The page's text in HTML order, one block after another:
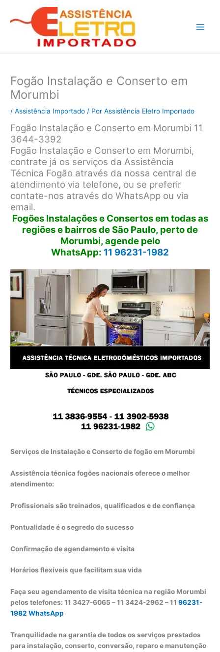
Fogão Instalação e Conserto em
Morumbi
/Assistência Importado / PorAssistência Eletro Importado
Fogão Instalação e Conserto em Morumbi 11
3644-3392
Fogão Instalação e Conserto em Morumbi,
contrate já os serviços da Assistência
Técnica Fogão através da nossa central de
atendimento via telefone, ou se preferir
contate-nos através do WhatsApp ou via
email.
Fogões Instalações e Consertos em todas as
regiões e bairros de São Paulo, perto de
Morumbi, agende pelo
WhatsApp: 11 96231-1982
Serviços de Instalação e Conserto de fogão em Morumbi
Assistência técnica fogões nacionais oferece o melhor
atendimento:
Profissionais são treinados, qualificados e de confiança
Pontualidade é o segredo do sucesso
Confirmação de agendamento e visita
Horários flexíveis que facilitam sua vida
Faça seu agendamento de visita técnica na região Morumbi
pelos telefones: 11 3427-6065 – 11 3424-2962 – 1196231-
1982 WhatsApp
Tranquilidade na garantia de todos os serviços prestados
para instalação, conserto, conversão, reparo e manutenção